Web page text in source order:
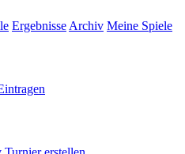
Ergebnisse Archiv Meine Spiele